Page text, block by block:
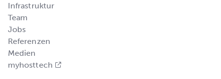
Infrastruktur
Team
Jobs
Referenzen
Medien
myhosttech